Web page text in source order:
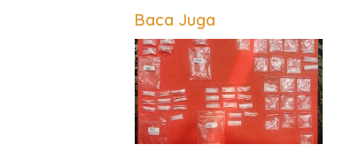
Baca Juga